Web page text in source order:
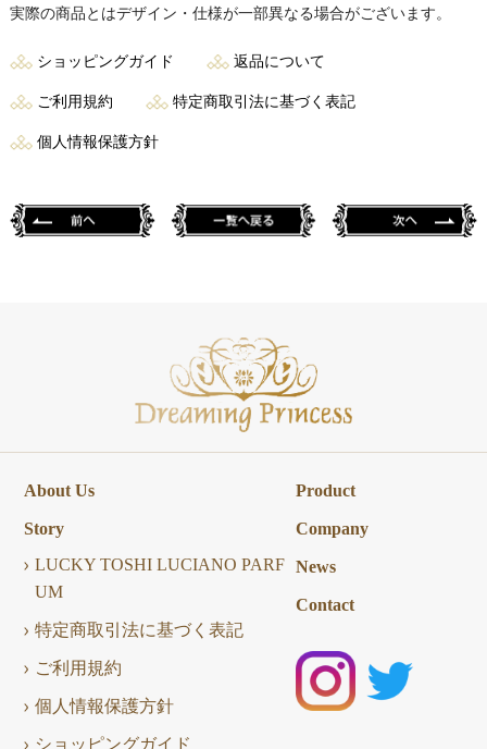
実際の商品とはデザイン・仕様が一部異なる場合がございます。
ショッピングガイド 返品について
ご利用規約 特定商取引法に基づく表記
個人情報保護方針
About Us
Story
LUCKY TOSHI LUCIANO PARF
UM
特定商取引法に基づく表記
ご利用規約
個人情報保護方針
ショッピングガイド
Product
Company
News
Contact